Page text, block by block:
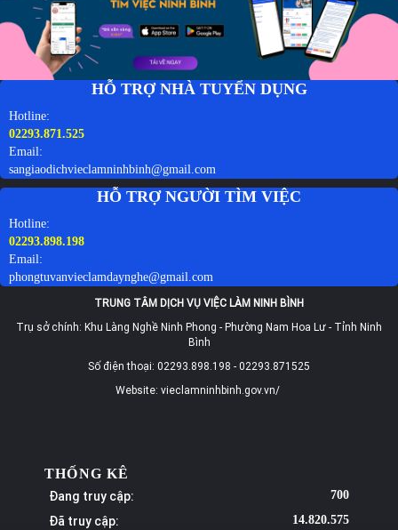
HỖ TRỢ NHÀ TUYỂN DỤNG
Hotline:
02293.871.525
Email:
sangiaodichvieclamninhbinh@gmail.com
HỖ TRỢ NGƯỜI TÌM VIỆC
Hotline:
02293.898.198
Email:
phongtuvanvieclamdaynghe@gmail.com
TRUNG TÂM DỊCH VỤ VIỆC LÀM NINH BÌNH
Trụ sở chính: Khu Làng Nghề Ninh Phong - Phường Nam Hoa Lư - Tỉnh Ninh
Bình
Số điện thoại: 02293.898.198 - 02293.871525
Website: vieclamninhbinh.gov.vn/
THỐNG KÊ
Đang truy cập: 700
Đã truy cập: 14.820.575